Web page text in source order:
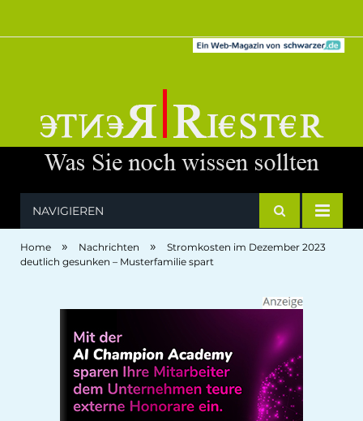
NAVIGIEREN
Home » Nachrichten »
Stromkosten im Dezember 2023
deutlich gesunken – Musterfamilie spart